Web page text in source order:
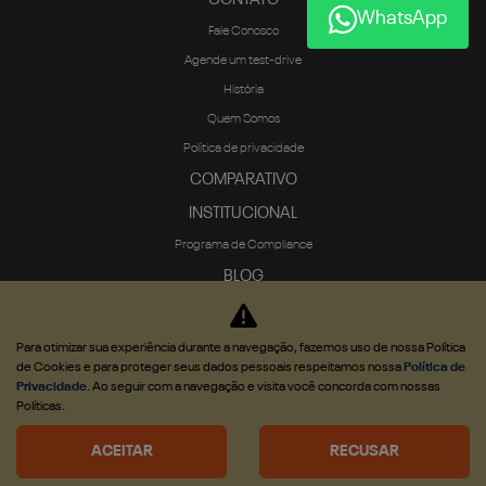
Fale Conosco
Agende um test-drive
História
Quem Somos
Política de privacidade
COMPARATIVO
INSTITUCIONAL
Programa de Compliance
BLOG
Desenvolvido pela DEALERSPACE ® Direitos Reservados.
Desacelere. Seu bem maior é a vida.
WhatsApp
Para otimizar sua experiência durante a navegação, fazemos uso de nossa Política
de Cookies e para proteger seus dados pessoais respeitamos nossa Política de
Privacidade. Ao seguir com a navegação e visita você concorda com nossas
Políticas.
ACEITAR RECUSAR